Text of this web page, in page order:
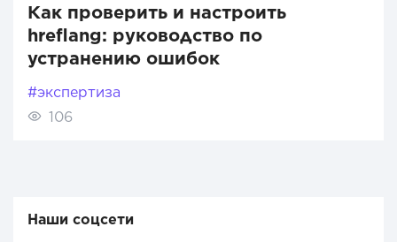
Как проверить и настроить
hreflang: руководство по
устранению ошибок
#экспертиза
106
Наши соцсети